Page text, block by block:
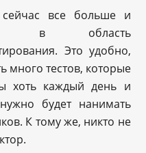
все больше и
в область
Это удобно,
много тестов, которые
хоть каждый день и
будет нанимать
К тому же, никто не